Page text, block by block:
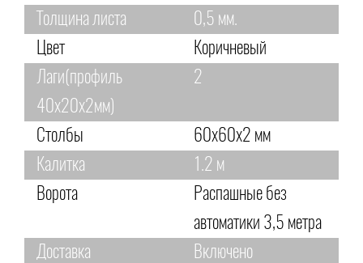
Толщина листа
0,5 мм.
Цвет
Коричневый
Лаги(профиль
40х20х2мм)
2
Столбы
60х60х2 мм
Калитка
1.2 м
Ворота
Распашные без
автоматики 3,5 метра
Доставка
Включено